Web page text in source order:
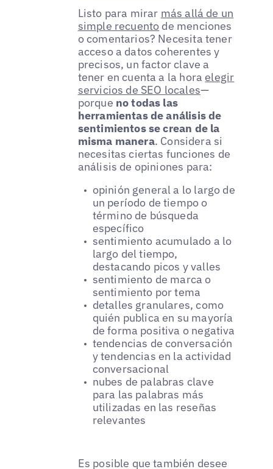
Listo para mirar más allá de un
simple recuento de menciones
o comentarios? Necesita tener
acceso a datos coherentes y
precisos, un factor clave a
tener en cuenta a la hora elegir
servicios de SEO locales—
porque no todas las
herramientas de análisis de
sentimientos se crean de la
misma manera. Considera si
necesitas ciertas funciones de
análisis de opiniones para:
opinión general a lo largo de
un período de tiempo o
término de búsqueda
específico
sentimiento acumulado a lo
largo del tiempo,
destacando picos y valles
sentimiento de marca o
sentimiento por tema
detalles granulares, como
quién publica en su mayoría
de forma positiva o negativa
tendencias de conversación
y tendencias en la actividad
conversacional
nubes de palabras clave
para las palabras más
utilizadas en las reseñas
relevantes
Es posible que también desee